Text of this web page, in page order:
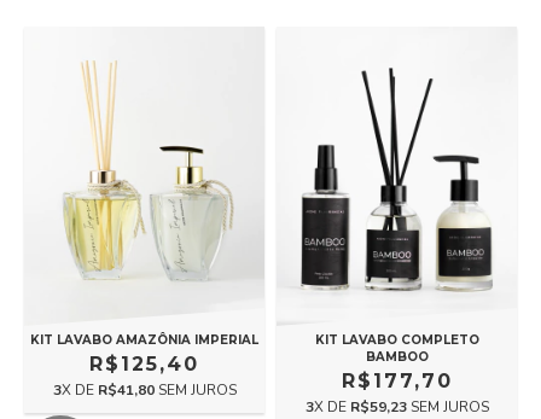
KIT LAVABO AMAZÔNIA IMPERIAL
R$125,40
3X DE R$41,80SEM JUROS
KIT LAVABO COMPLETO
BAMBOO
R$177,70
3X DE R$59,23SEM JUROS